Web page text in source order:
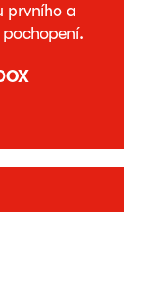
prvního a